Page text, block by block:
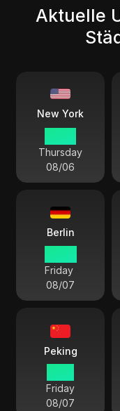
Aktuelle
New York
Thursday
08/06
Berlin
Friday
08/07
Peking
Friday
08/07